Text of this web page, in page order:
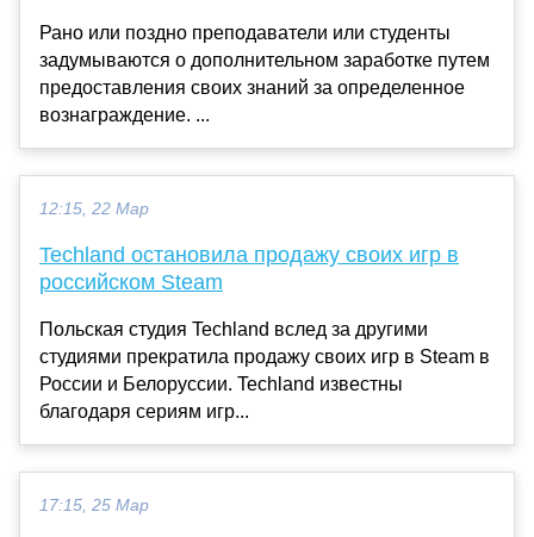
Рано или поздно преподаватели или студенты
задумываются о дополнительном заработке путем
предоставления своих знаний за определенное
вознаграждение. ...
12:15, 22 Мар
Techland остановила продажу своих игр в
российском Steam
Польская студия Techland вслед за другими
студиями прекратила продажу своих игр в Steam в
России и Белоруссии. Techland известны
благодаря сериям игр...
17:15, 25 Мар